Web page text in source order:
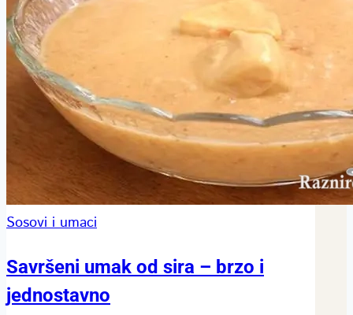
Sosovi i umaci
Savršeni umak od sira – brzo i
jednostavno